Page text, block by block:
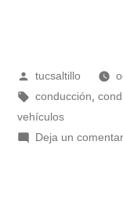
tucsaltillo
conducción,
vehículos
Deja un